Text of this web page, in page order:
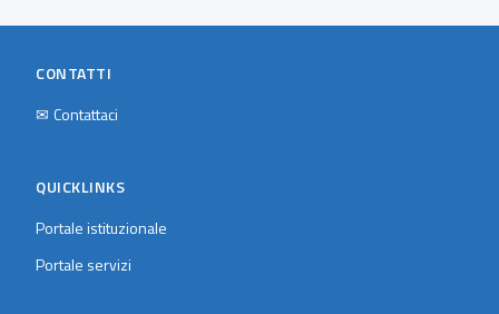
CONTATTI
✉ Contattaci
QUICKLINKS
Portale istituzionale
Portale servizi